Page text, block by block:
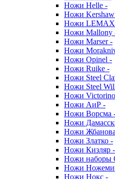
Ножи Helle -
Ножи
Ножи
Ножи Mallony
Ножи Marser -
Ножи
Ножи Opinel -
Ножи Ruike -
Ножи Steel
Ножи Steel
Ножи
Ножи АиР -
Ножи Ворсма
Ножи
Ножи
Ножи Златко -
Ножи Кизляр -
Ножи
Ножи
Ножи Нокс -